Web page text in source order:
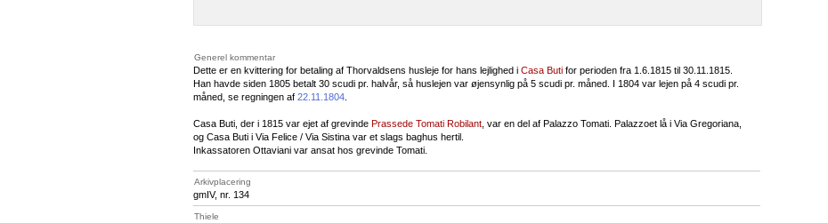
Generel kommentar
Dette er en kvittering for betaling af Thorvaldsens husleje for hans lejlighed i Casa Buti for perioden fra 1.6.1815 til 30.11.1815.
Han havde siden 1805 betalt 30 scudi pr. halvår, så huslejen var øjensynlig på 5 scudi pr. måned. I 1804 var lejen på 4 scudi pr.
måned, se regningen af 22.11.1804
Casa Buti, der i 1815 var ejet af grevinde Prassede Tomati Robilant , var en del af Palazzo Tomati. Palazzoet lå i Via Gregoriana,
og Casa Buti i Via Felice / Via Sistina var et slags baghus hertil.
Inkassatoren Ottaviani var ansat hos grevinde Tomati.
Arkivplacering
gmIV, nr. 134
Thiele